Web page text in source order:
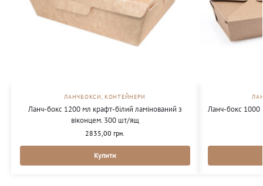
ЛАНЧБОКСИ, КОНТЕЙНЕРИ
Ланч-бокс 1200 мл крафт-білий ламінований з
віконцем. 300 шт/ящ
2835,00 грн.
Купити
Ланч-бокс 1000